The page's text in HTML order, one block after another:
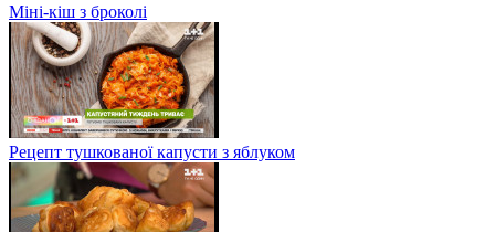
Міні-кіш з броколі
Рецепт тушкованої капусти з яблуком